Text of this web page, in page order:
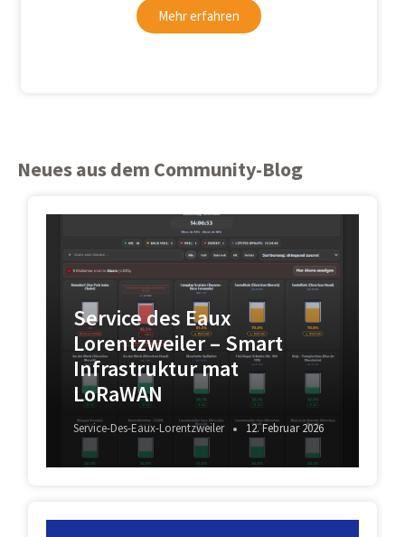
Mehr erfahren
Neues aus dem Community-Blog
Service des Eaux
Lorentzweiler – Smart
Infrastruktur mat
LoRaWAN
Service-Des-Eaux-Lorentzweiler 12. Februar 2026